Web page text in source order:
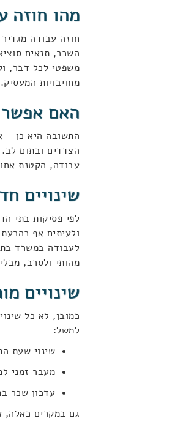
מהו חוזה
חוזה עבודה
השכר, תנאים
משפטי לכל דבר,
מחויבויות המעסיק.
האם אפשר
התשובה היא כן –
הצדדים ובתום
עבודה, הקטנת
שינויים
לפי פסיקות בתי
ולעיתים אף
לעבודה במשרד
מהותי ולסרב,
שינויים
כמובן, לא כל
למשל:
שינוי שעת
מעבר זמני
עדכון שכר
גם במקרים כאלה,